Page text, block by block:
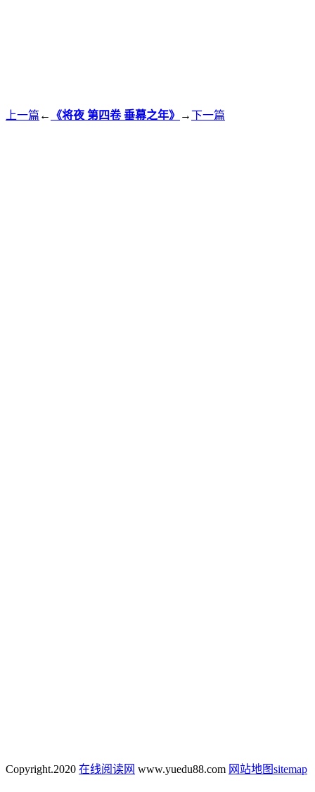
上一篇 ← 《将夜 第四卷 垂幕之年》 →下一篇
Copyright.2020 在线阅读网 www.yuedu88.com 网站地图sitemap